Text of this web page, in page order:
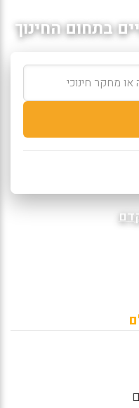
בתחום החינוך